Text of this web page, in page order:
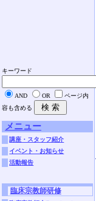
キーワード
AND OR
ページ内
容も含める
メニュー
講座・スタッフ紹介
イベント・お知らせ
活動報告
臨床宗教師研修